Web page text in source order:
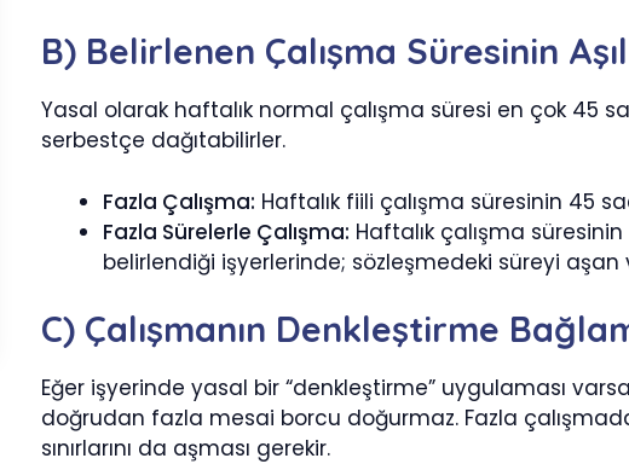
B) Belirlenen Çalışma Süresinin
Yasal olarak haftalık normal çalışma süresi en çok 45
serbestçe dağıtabilirler.
Fazla Çalışma: Haftalık fiili çalışma süresinin 45
Fazla Sürelerle Çalışma: Haftalık çalışma
belirlendiği işyerlerinde; sözleşmedeki süreyi
C) Çalışmanın Denkleştirme
Eğer işyerinde yasal bir “denkleştirme” uygulaması
doğrudan fazla mesai borcu doğurmaz. Fazla
sınırlarını da aşması gerekir.